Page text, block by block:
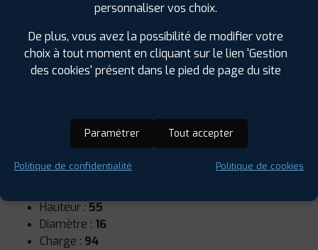
Runflat :Non
Hauteur : 55
Diamètre : 16
Charge : 94
personnaliser vos choix.
De plus, vous avez la possibilité de modifier votre
choix à tout moment en cliquant sur le lien 'Gestion
des cookies' présent dans le pied de page du site
Paramétrer Tout accepter
Politique de confidentialité Politique de cookies